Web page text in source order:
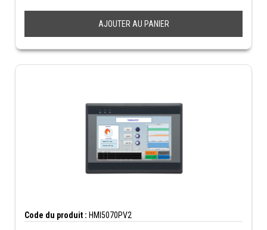
AJOUTER AU PANIER
Code du produit : HMI5070PV2